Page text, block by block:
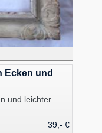
Ecken und
und leichter
39,- €